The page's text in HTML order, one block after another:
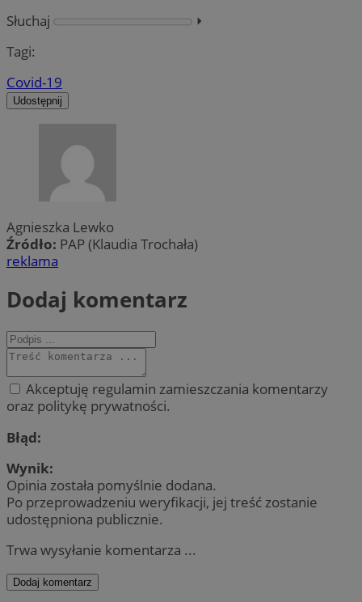
Słuchaj
⏵︎
Tagi:
Covid-19
Udostępnij
Agnieszka Lewko
Źródło: PAP (Klaudia Trochała)
reklama
Dodaj komentarz
Akceptuję regulamin zamieszczania komentarzy
oraz politykę prywatności.
Błąd:
Wynik:
Opinia została pomyślnie dodana.
Po przeprowadzeniu weryfikacji, jej treść zostanie
udostępniona publicznie.
Trwa wysyłanie komentarza ...
Dodaj komentarz